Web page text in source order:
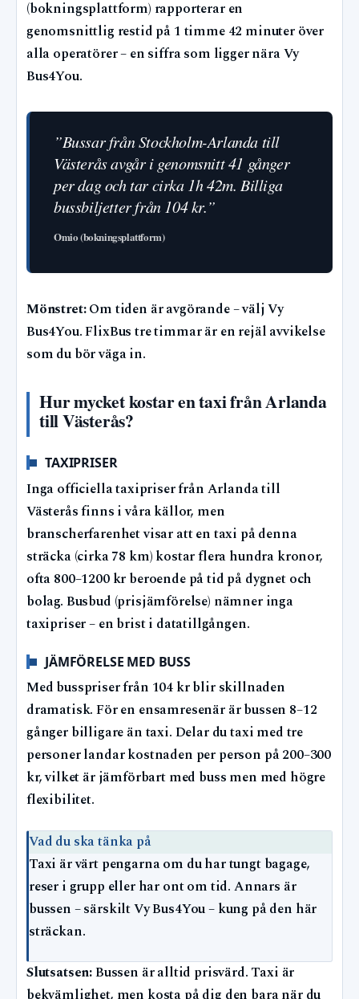
(bokningsplattform) rapporterar en
genomsnittlig restid på 1 timme 42 minuter över
alla operatörer – en siffra som ligger nära Vy
Bus4You.
”Bussar från Stockholm-Arlanda till
Västerås avgår i genomsnitt 41 gånger
per dag och tar cirka 1h 42m. Billiga
bussbiljetter från 104 kr.”
Omio (bokningsplattform)
Mönstret:Om tiden är avgörande – välj Vy
Bus4You. FlixBus tre timmar är en rejäl avvikelse
som du bör väga in.
Hur mycket kostar en taxi från Arlanda
till Västerås?
TAXIPRISER
Inga officiella taxipriser från Arlanda till
Västerås finns i våra källor, men
branscherfarenhet visar att en taxi på denna
sträcka (cirka 78 km) kostar flera hundra kronor,
ofta 800–1200 kr beroende på tid på dygnet och
bolag. Busbud (prisjämförelse) nämner inga
taxipriser – en brist i datatillgången.
JÄMFÖRELSE MED BUSS
Med busspriser från 104 kr blir skillnaden
dramatisk. För en ensamresenär är bussen 8–12
gånger billigare än taxi. Delar du taxi med tre
personer landar kostnaden per person på 200–300
kr, vilket är jämförbart med buss men med högre
flexibilitet.
Vad du ska tänka på
Taxi är värt pengarna om du har tungt bagage,
reser i grupp eller har ont om tid. Annars är
bussen – särskilt Vy Bus4You – kung på den här
sträckan.
Slutsatsen:Bussen är alltid prisvärd. Taxi är